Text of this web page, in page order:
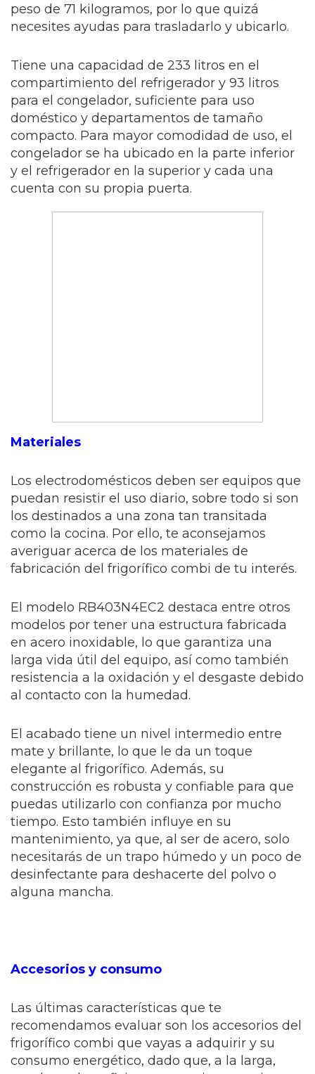
peso de 71 kilogramos, por lo que quizá
necesites ayudas para trasladarlo y ubicarlo.
Tiene una capacidad de 233 litros en el
compartimiento del refrigerador y 93 litros
para el congelador, suficiente para uso
doméstico y departamentos de tamaño
compacto. Para mayor comodidad de uso, el
congelador se ha ubicado en la parte inferior
y el refrigerador en la superior y cada una
cuenta con su propia puerta.
Materiales
Los electrodomésticos deben ser equipos que
puedan resistir el uso diario, sobre todo si son
los destinados a una zona tan transitada
como la cocina. Por ello, te aconsejamos
averiguar acerca de los materiales de
fabricación del frigorífico combi de tu interés.
El modelo RB403N4EC2 destaca entre otros
modelos por tener una estructura fabricada
en acero inoxidable, lo que garantiza una
larga vida útil del equipo, así como también
resistencia a la oxidación y el desgaste debido
al contacto con la humedad.
El acabado tiene un nivel intermedio entre
mate y brillante, lo que le da un toque
elegante al frigorífico. Además, su
construcción es robusta y confiable para que
puedas utilizarlo con confianza por mucho
tiempo. Esto también influye en su
mantenimiento, ya que, al ser de acero, solo
necesitarás de un trapo húmedo y un poco de
desinfectante para deshacerte del polvo o
alguna mancha.
Accesorios y consumo
Las últimas características que te
recomendamos evaluar son los accesorios del
frigorífico combi que vayas a adquirir y su
consumo energético, dado que, a la larga,